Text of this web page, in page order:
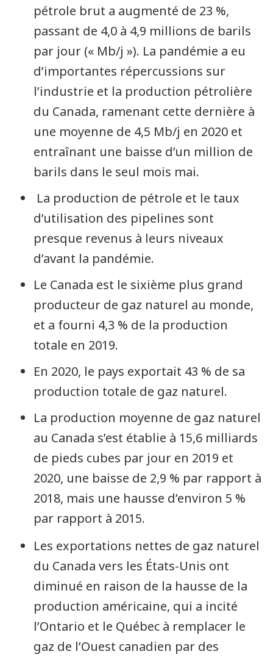
pétrole brut a augmenté de 23 %,
passant de 4,0 à 4,9 millions de barils
par jour (« Mb/j »). La pandémie a eu
d’importantes répercussions sur
l’industrie et la production pétrolière
du Canada, ramenant cette dernière à
une moyenne de 4,5 Mb/j en 2020 et
entraînant une baisse d’un million de
barils dans le seul mois mai.
La production de pétrole et le taux
d’utilisation des pipelines sont
presque revenus à leurs niveaux
d’avant la pandémie.
Le Canada est le sixième plus grand
producteur de gaz naturel au monde,
et a fourni 4,3 % de la production
totale en 2019.
En 2020, le pays exportait 43 % de sa
production totale de gaz naturel.
La production moyenne de gaz naturel
au Canada s’est établie à 15,6 milliards
de pieds cubes par jour en 2019 et
2020, une baisse de 2,9 % par rapport à
2018, mais une hausse d’environ 5 %
par rapport à 2015.
Les exportations nettes de gaz naturel
du Canada vers les États-Unis ont
diminué en raison de la hausse de la
production américaine, qui a incité
l’Ontario et le Québec à remplacer le
gaz de l’Ouest canadien par des